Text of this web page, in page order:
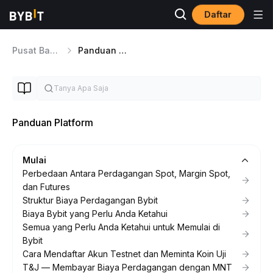
Daftar
Pusat Bantuan Panduan Platform
Panduan Platform
Mulai
Perbedaan Antara Perdagangan Spot, Margin Spot,
dan Futures
Struktur Biaya Perdagangan Bybit
Biaya Bybit yang Perlu Anda Ketahui
Semua yang Perlu Anda Ketahui untuk Memulai di
Bybit
Cara Mendaftar Akun Testnet dan Meminta Koin Uji
T&J — Membayar Biaya Perdagangan dengan MNT